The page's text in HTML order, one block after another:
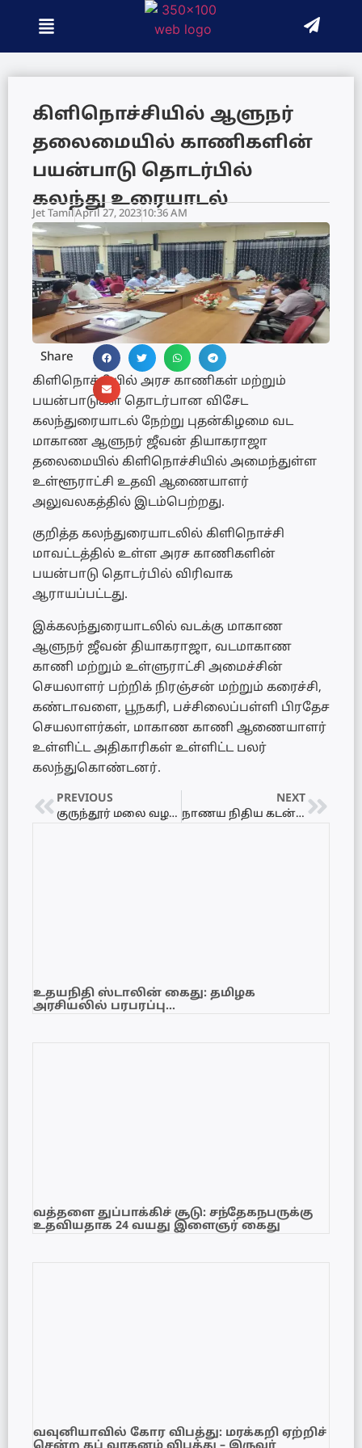
கிளிநொச்சியில் ஆளுநர்
தலைமையில் காணிகளின்
பயன்பாடு தொடர்பில்
கலந்து உரையாடல்
Jet TamilApril 27, 202310:36 AM
Share
கிளிநொச்சியில் அரச காணிகள் மற்றும்
பயன்பாடுகள் தொடர்பான விசேட
கலந்துரையாடல் நேற்று புதன்கிழமை வட
மாகாண ஆளுநர் ஜீவன் தியாகராஜா
தலைமையில் கிளிநொச்சியில் அமைந்துள்ள
உள்ளூராட்சி உதவி ஆணையாளர்
அலுவலகத்தில் இடம்பெற்றது.
குறித்த கலந்துரையாடலில் கிளிநொச்சி
மாவட்டத்தில் உள்ள அரச காணிகளின்
பயன்பாடு தொடர்பில் விரிவாக
ஆராயப்பட்டது.
இக்கலந்துரையாடலில் வடக்கு மாகாண
ஆளுநர் ஜீவன் தியாகராஜா, வடமாகாண
காணி மற்றும் உள்ளுராட்சி அமைச்சின்
செயலாளர் பற்றிக் நிரஞ்சன் மற்றும் கரைச்சி,
கண்டாவளை, பூநகரி, பச்சிலைப்பள்ளி பிரதேச
செயலாளர்கள், மாகாண காணி ஆணையாளர்
உள்ளிட்ட அதிகாரிகள் உள்ளிட்ட பலர்
கலந்துகொண்டனர்.
PREVIOUS
குருந்தூர் மலை வழக்கு தொடர்பில் சட்டத்தரணிகள் அரசியல் வாதிகளுக்கு அகத்தி அடிகளார் கோரிக்கை!
NEXT
நாணய நிதிய கடன் தொடர்பான விவாதத்தில் கலந்துகொள்ளப் போவதில்லை – மைத்திரிபால சிறிசேன
உதயநிதி ஸ்டாலின் கைது: தமிழக
அரசியலில் பரபரப்பு…
வத்தளை துப்பாக்கிச் சூடு: சந்தேகநபருக்கு
உதவியதாக 24 வயது இளைஞர் கைது
வவுனியாவில் கோர விபத்து: மரக்கறி ஏற்றிச்